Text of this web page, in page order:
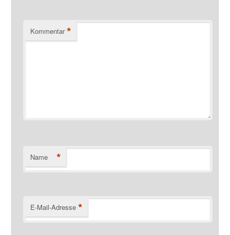
Kommentar *
Name *
E-Mail-Adresse *